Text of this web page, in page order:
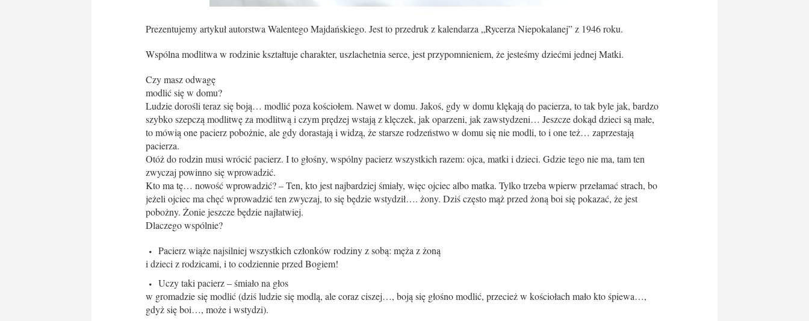
Prezentujemy artykuł autorstwa Walentego Majdańskiego. Jest to przedruk z kalendarza „Rycerza Niepokalanej” z 1946 roku.
Wspólna modlitwa w rodzinie kształtuje charakter, uszlachetnia serce, jest przypomnieniem, że jesteśmy dziećmi jednej Matki.
Czy masz odwagę
modlić się w domu?
Ludzie dorośli teraz się boją… modlić poza kościołem. Nawet w domu. Jakoś, gdy w domu klękają do pacierza, to tak byle jak, bardzo
szybko szepczą modlitwę za modlitwą i czym prędzej wstają z klęczek, jak oparzeni, jak zawstydzeni… Jeszcze dokąd dzieci są małe,
to mówią one pacierz pobożnie, ale gdy dorastają i widzą, że starsze rodzeństwo w domu się nie modli, to i one też… zaprzestają
pacierza.
Otóż do rodzin musi wrócić pacierz. I to głośny, wspólny pacierz wszystkich razem: ojca, matki i dzieci. Gdzie tego nie ma, tam ten
zwyczaj powinno się wprowadzić.
Kto ma tę… nowość wprowadzić? – Ten, kto jest najbardziej śmiały, więc ojciec albo matka. Tylko trzeba wpierw przełamać strach, bo
jeżeli ojciec ma chęć wprowadzić ten zwyczaj, to się będzie wstydził…. żony. Dziś często mąż przed żoną boi się pokazać, że jest
pobożny. Żonie jeszcze będzie najłatwiej.
Dlaczego wspólnie?
Pacierz wiąże najsilniej wszystkich członków rodziny z sobą: męża z żoną
i dzieci z rodzicami, i to codziennie przed Bogiem!
Uczy taki pacierz – śmiało na głos
w gromadzie się modlić (dziś ludzie się modlą, ale coraz ciszej…, boją się głośno modlić, przecież w kościołach mało kto śpiewa…,
gdyż się boi…, może i wstydzi).